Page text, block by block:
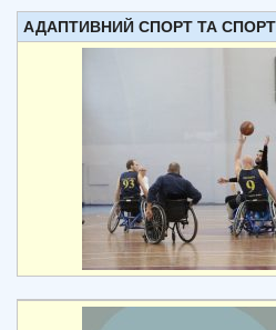
АДАПТИВНИЙ СПОРТ ТА СПОРТ